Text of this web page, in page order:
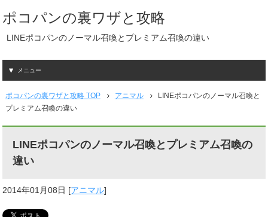
ポコパンの裏ワザと攻略
LINEポコパンのノーマル召喚とプレミアム召喚の違い
メニュー
ポコパンの裏ワザと攻略 TOP アニマル
LINEポコパンのノーマル召喚と
プレミアム召喚の違い
LINEポコパンのノーマル召喚とプレミアム召喚の
違い
2014年01月08日 [アニマル]